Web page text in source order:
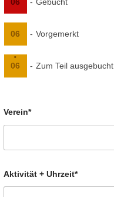
06 - Vorgemerkt
·
06 - Zum Teil ausgebucht
Verein*
Aktivität + Uhrzeit*